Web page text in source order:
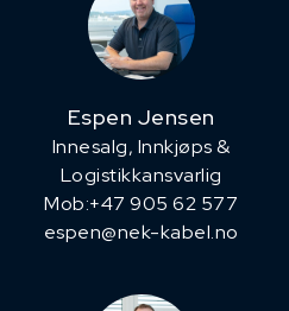
Espen Jensen
Innesalg, ​Innkjøps &
Logistikkansvarlig
Mob:+47 905 62 577
espen@nek-kabel.no